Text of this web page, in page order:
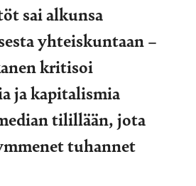
sai alkunsa
yhteiskuntaan –
kritisoi
ja kapitalismia
tilillään, jota
tuhannet